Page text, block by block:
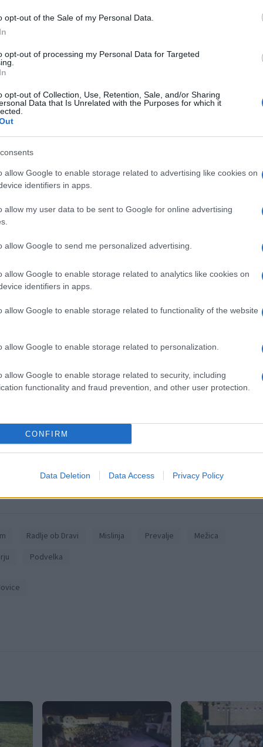
opt-out of the Sale of my Personal Data.
opt-out of processing my Personal Data for Targeted
opt-out of Collection, Use, Retention, Sale, and/or Sharing
Data that Is Unrelated with the Purposes for which it
allow Google to enable storage related to advertising like cookies on
identifiers in apps.
allow my user data to be sent to Google for online advertising
allow Google to send me personalized advertising.
allow Google to enable storage related to analytics like cookies on
identifiers in apps.
allow Google to enable storage related to functionality of the website
allow Google to enable storage related to personalization.
allow Google to enable storage related to security, including
functionality and fraud prevention, and other user protection.
CONFIRM
Data Deletion Data Access Privacy Policy
Tuš in Spar na območju cele Koroške, kot tudi v
vsak izmed vas v tem navihaneminšaljivem
vas vabijo v svojo trgovino na tržnici v Slovenj Gradcu,
dobrote
ki pa naj za enkrat ostane še skrivnost.
.
kazensko odgovoren za javno spodbujanje sovraštva, nasilja ali
vsebinami bodo odstranjeni.
Radlje ob Dravi Mislinja Prevalje
Mežica
Podvelka